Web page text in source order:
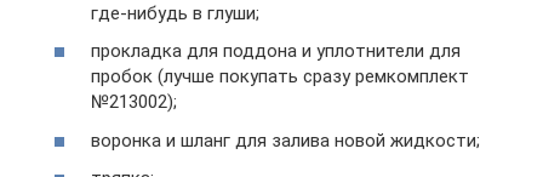
где-нибудь в глуши;
прокладка для поддона и уплотнители для
пробок (лучше покупать сразу ремкомплект
№213002);
воронка и шланг для залива новой жидкости;